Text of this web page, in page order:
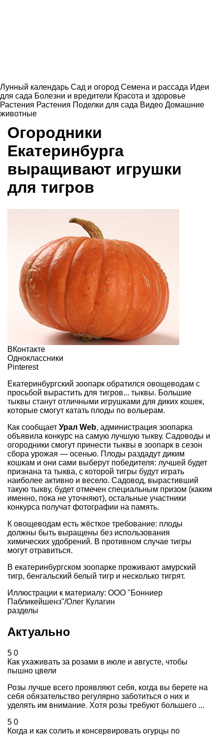
Лунный календарь Сад и огород Семена и рассада Идеи
для сада Болезни и вредители Красота и здоровье
Растения Растения Поделки для сада Видео Домашние
животные
Огородники
Екатеринбурга
выращивают игрушки
для тигров
ВКонтакте
Одноклассники
Pinterest
Екатеринбургский зоопарк обратился овощеводам с
просьбой вырастить для тигров... тыквы. Большие
тыквы станут отличными игрушками для диких кошек,
которые смогут катать плоды по вольерам.
Как сообщает Урал Web, администрация зоопарка
объявила конкурс на самую лучшую тыкву. Садоводы и
огородники смогут принести тыквы в зоопарк в сезон
сбора урожая — осенью. Плоды раздадут диким
кошкам и они сами выберут победителя: лучшей будет
признана та тыква, с которой тигры будут играть
наиболее активно и весело. Садовод, вырастивший
такую тыкву, будет отмечен специальным призом (каким
именно, пока не уточняют), остальные участники
конкурса получат фотографии на память.
К овощеводам есть жёсткое требование: плоды
должны быть выращены без использования
химических удобрений. В противном случае тигры
могут отравиться.
В екатеринбургском зоопарке проживают амурский
тигр, бенгальский белый тигр и несколько тигрят.
Иллюстрации к материалу: ООО "Бонниер
Пабликейшенз"/Олег Кулагин
разделы
Актуально
5 0
Как ухаживать за розами в июле и августе, чтобы
пышно цвели
Розы лучше всего проявляют себя, когда вы берете на
себя обязательство регулярно заботиться о них и
уделять им внимание. Хотя розы требуют большего ...
5 0
Когда и как солить и консервировать огурцы по